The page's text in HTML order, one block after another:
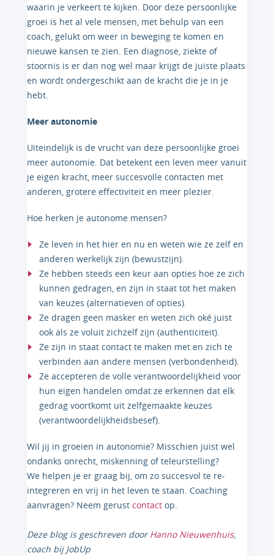
waarin je verkeert te kijken. Door deze persoonlijke
groei is het al vele mensen, met behulp van een
coach, gelukt om weer in beweging te komen en
nieuwe kansen te zien. Een diagnose, ziekte of
stoornis is er dan nog wel maar krijgt de juiste plaats
en wordt ondergeschikt aan de kracht die je in je
hebt.
Meer autonomie
Uiteindelijk is de vrucht van deze persoonlijke groei
meer autonomie. Dat betekent een leven meer vanuit
je eigen kracht, meer succesvolle contacten met
anderen, grotere effectiviteit en meer plezier.
Hoe herken je autonome mensen?
Ze leven in het hier en nu en weten wie ze zelf en
anderen werkelijk zijn (bewustzijn).
Ze hebben steeds een keur aan opties hoe ze zich
kunnen gedragen, en zijn in staat tot het maken
van keuzes (alternatieven of opties).
Ze dragen geen masker en weten zich oké juist
ook als ze voluit zichzelf zijn (authenticiteit).
Ze zijn in staat contact te maken met en zich te
verbinden aan andere mensen (verbondenheid).
Ze accepteren de volle verantwoordelijkheid voor
hun eigen handelen omdat ze erkennen dat elk
gedrag voortkomt uit zelfgemaakte keuzes
(verantwoordelijkheidsbesef).
Wil jij in groeien in autonomie? Misschien juist wel
ondanks onrecht, miskenning of teleurstelling?
We helpen je er graag bij, om zo succesvol te re-
integreren en vrij in het leven te staan. Coaching
aanvragen? Neem gerust contact op.
Deze blog is geschreven doorHanno Nieuwenhuis,
coach bij JobUp